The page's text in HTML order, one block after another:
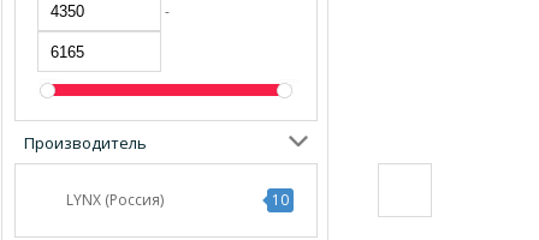
-
Производитель
LYNX (Россия) 10